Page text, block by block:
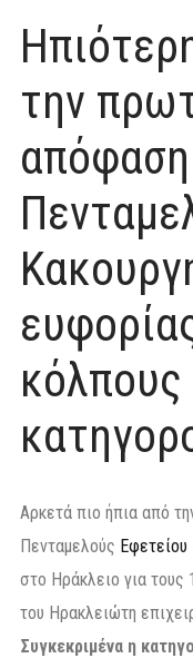
την
Αρκετά πιο ήπια από
Πενταμελούς Εφετείου
στο Ηράκλειο για τους
του Ηρακλειώτη
Συγκεκριμένα η